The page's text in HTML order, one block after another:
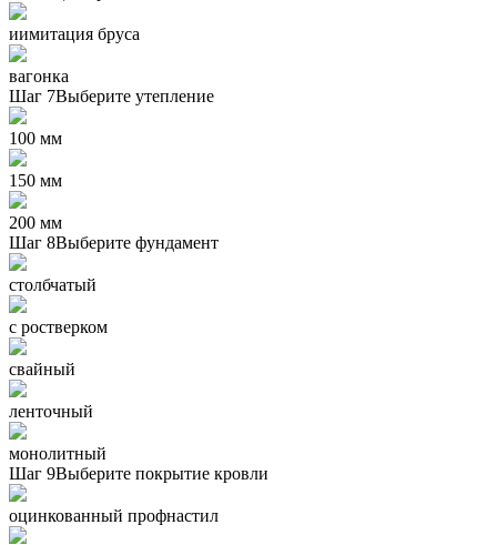
иимитация бруса
вагонка
Шаг 7Выберите утепление
100 мм
150 мм
200 мм
Шаг 8Выберите фундамент
столбчатый
с ростверком
свайный
ленточный
монолитный
Шаг 9Выберите покрытие кровли
оцинкованный профнастил